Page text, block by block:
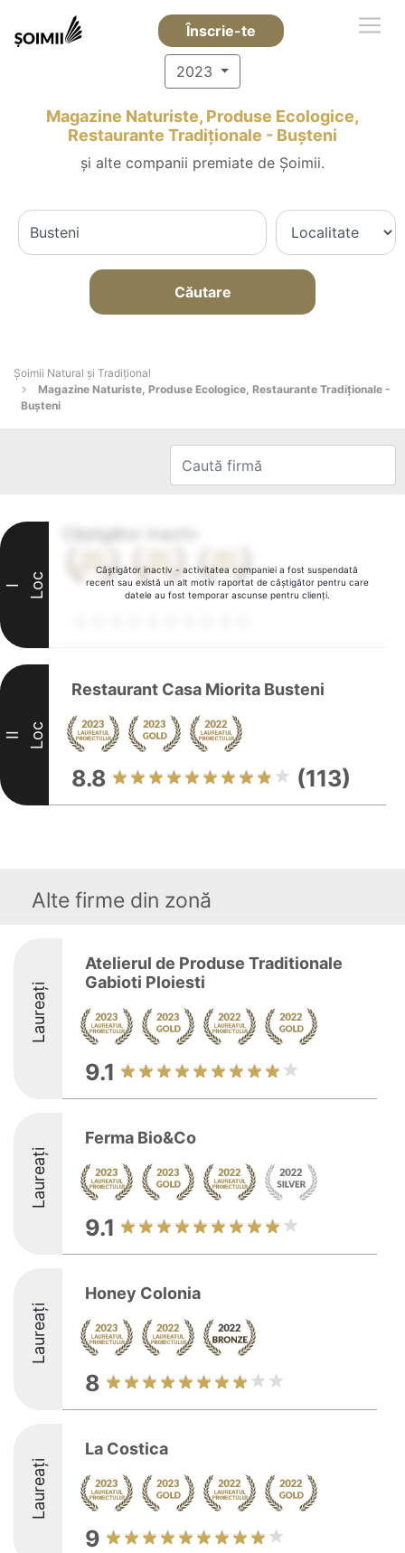
Înscrie-te
2023
Magazine Naturiste, Produse Ecologice,
Restaurante Tradiționale - Buşteni
și alte companii premiate de Șoimii.
Căutare
Șoimii Natural și Tradițional
Magazine Naturiste, Produse Ecologice, Restaurante Tradiționale -
Buşteni
Câștigător inactiv - activitatea companiei a fost suspendată
recent sau există un alt motiv raportat de câștigător pentru care
datele au fost temporar ascunse pentru clienți.
I Loc
II Loc
Restaurant Casa Miorita Busteni
8.8 (113)
Alte firme din zonă
Laureați
Atelierul de Produse Traditionale
Gabioti Ploiesti
9.1
Laureați
Ferma Bio&Co
9.1
Laureați
Honey Colonia
8
Laureați
La Costica
9